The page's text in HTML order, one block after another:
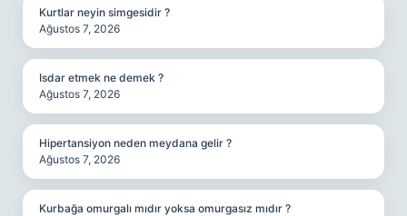
Kurtlar neyin simgesidir ?
Ağustos 7, 2026
Isdar etmek ne demek ?
Ağustos 7, 2026
Hipertansiyon neden meydana gelir ?
Ağustos 7, 2026
Kurbağa omurgalı mıdır yoksa omurgasız mıdır ?